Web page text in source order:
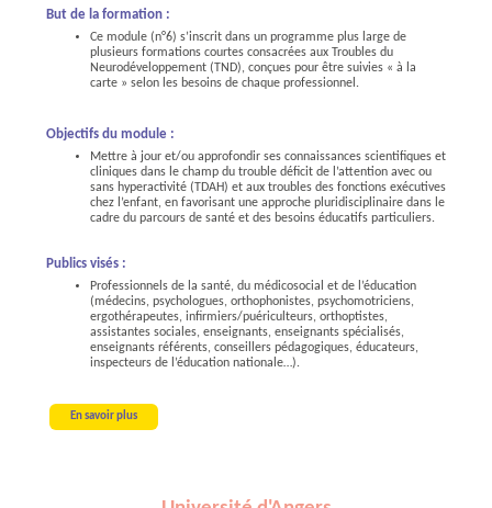
But de la formation :
Ce module (n°6) s’inscrit dans un programme plus large de
plusieurs formations courtes consacrées aux Troubles du
Neurodéveloppement (TND), conçues pour être suivies « à la
carte » selon les besoins de chaque professionnel.
Objectifs du module :
Mettre à jour et/ou approfondir ses connaissances scientifiques et
cliniques dans le champ du trouble déficit de l’attention avec ou
sans hyperactivité (TDAH) et aux troubles des fonctions exécutives
chez l’enfant, en favorisant une approche pluridisciplinaire dans le
cadre du parcours de santé et des besoins éducatifs particuliers.
Publics visés :
Professionnels de la santé, du médicosocial et de l’éducation
(médecins, psychologues, orthophonistes, psychomotriciens,
ergothérapeutes, infirmiers/puériculteurs, orthoptistes,
assistantes sociales, enseignants, enseignants spécialisés,
enseignants référents, conseillers pédagogiques, éducateurs,
inspecteurs de l’éducation nationale…).
En savoir plus